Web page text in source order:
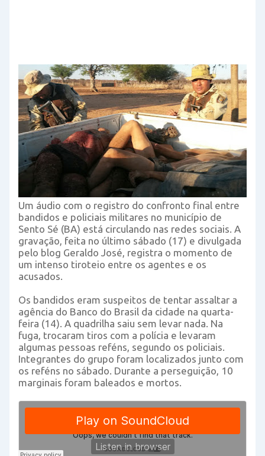
Um áudio com o registro do confronto final entre
bandidos e policiais militares no município de
Sento Sé (BA) está circulando nas redes sociais. A
gravação, feita no último sábado (17) e divulgada
pelo blog Geraldo José, registra o momento de
um intenso tiroteio entre os agentes e os
acusados.
Os bandidos eram suspeitos de tentar assaltar a
agência do Banco do Brasil da cidade na quarta-
feira (14). A quadrilha saiu sem levar nada. Na
fuga, trocaram tiros com a polícia e levaram
algumas pessoas reféns, segundo os policiais.
Integrantes do grupo foram localizados junto com
os reféns no sábado. Durante a perseguição, 10
marginais foram baleados e mortos.